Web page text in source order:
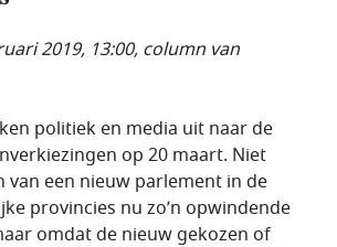
2019, 13:00, column van
politiek en media uit naar de
op 20 maart. Niet
van een nieuw parlement in de
provincies nu zo’n opwindende
omdat de nieuw gekozen of